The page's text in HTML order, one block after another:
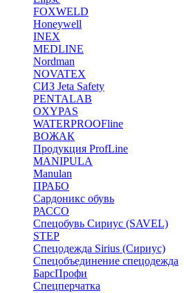
FOXWELD
Honeywell
INEX
MEDLINE
Nordman
NOVATEX
СИЗ Jeta Safety
PENTALAB
OXYPAS
WATERPROOFline
ВОЖАК
Продукция ProfLine
MANIPULA
Manulan
ПРАБО
Сардоникс обувь
РАССО
Спецобувь Сириус (SAVEL)
STEP
Спецодежда Sirius (Сириус)
Спецобъединение спецодежда
БарсПрофи
Спецперчатка